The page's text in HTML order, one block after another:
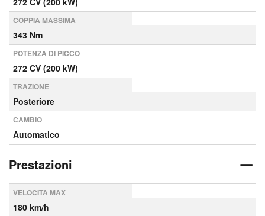
COPPIA MASSIMA
343 Nm
POTENZA DI PICCO
272 CV (200 kW)
TRAZIONE
Posteriore
CAMBIO
Automatico
Prestazioni
VELOCITÀ MAX
180 km/h